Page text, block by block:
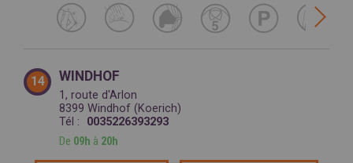
14 WINDHOF
1, route d'Arlon
8399 Windhof (Koerich)
Tél :
0035226393293
De 09h à 20h